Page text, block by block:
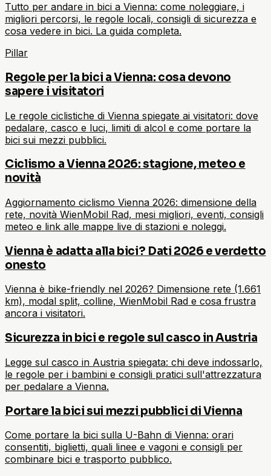
Tutto per andare in bici a Vienna: come noleggiare, i
migliori percorsi, le regole locali, consigli di sicurezza e
cosa vedere in bici. La guida completa.
Pillar
Regole per la bici a Vienna: cosa devono
sapere i visitatori
Le regole ciclistiche di Vienna spiegate ai visitatori: dove
pedalare, casco e luci, limiti di alcol e come portare la
bici sui mezzi pubblici.
Ciclismo a Vienna 2026: stagione, meteo e
novità
Aggiornamento ciclismo Vienna 2026: dimensione della
rete, novità WienMobil Rad, mesi migliori, eventi, consigli
meteo e link alle mappe live di stazioni e noleggi.
Vienna è adatta alla bici? Dati 2026 e verdetto
onesto
Vienna è bike-friendly nel 2026? Dimensione rete (1.661
km), modal split, colline, WienMobil Rad e cosa frustra
ancora i visitatori.
Sicurezza in bici e regole sul casco in Austria
Legge sul casco in Austria spiegata: chi deve indossarlo,
le regole per i bambini e consigli pratici sull'attrezzatura
per pedalare a Vienna.
Portare la bici sui mezzi pubblici di Vienna
Come portare la bici sulla U-Bahn di Vienna: orari
consentiti, biglietti, quali linee e vagoni e consigli per
combinare bici e trasporto pubblico.